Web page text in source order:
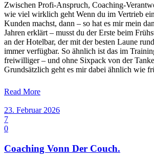
Zwischen Profi-Anspruch, Coaching-
wie viel wirklich geht Wenn du im Vertrieb
Kunden machst, dann – so hat es mir mein
Jahren erklärt – musst du der Erste beim
an der Hotelbar, der mit der besten Laune
immer verfügbar. So ähnlich ist das im
freiwilliger – und ohne Sixpack von der
Grundsätzlich geht es mir dabei ähnlich wie
Read More
23. Februar 2026
7
0
Coaching Vonn Der Couch.